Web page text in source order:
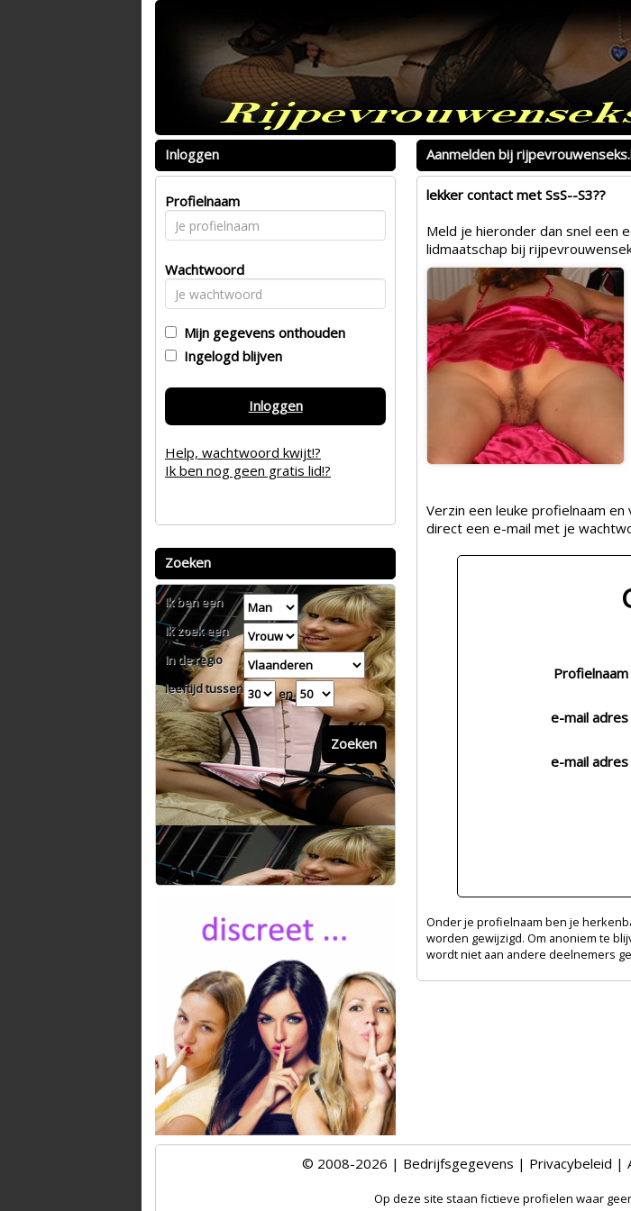
Aanmelden bij
lekker contact met SsS--S3??
Meld je hieronder dan snel een
lidmaatschap bij
Verzin een leuke profielnaam
direct een e-mail met je
Profielnaam
e-mail adres
e-mail adres
Onder je profielnaam ben je
worden gewijzigd. Om anoniem te
wordt niet aan andere deelnemers
Inloggen
Profielnaam
Wachtwoord
Mijn gegevens onthouden
Ingelogd blijven
Inloggen
Help, wachtwoord kwijt!?
Ik ben nog geen gratis lid!?
Zoeken
Ik ben een
Ik zoek een
In de regio
leeftijd tussen
en
Zoeken
© 2008-2026 | Bedrijfsgegevens | Privacybeleid |
Op deze site staan fictieve profielen waar